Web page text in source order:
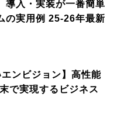
入・実装が一番簡単
の実用例 25-26年最新
ンビジョン】高性能
で実現するビジネス